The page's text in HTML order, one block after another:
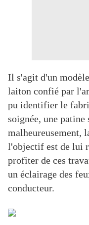
Il s'agit d'un
laiton confié par
pu identifier le
soignée, une patine
malheureusement,
l'objectif est de lui
profiter de ces
un éclairage des
conducteur.